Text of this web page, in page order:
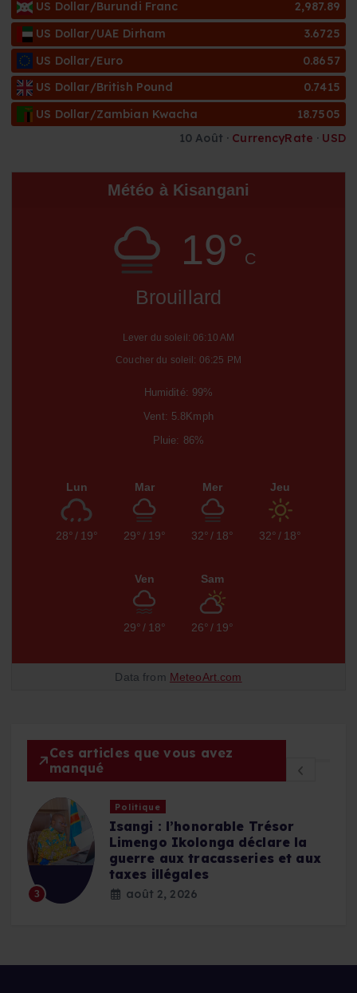
US Dollar/Burundi Franc
2,987.89
US Dollar/UAE Dirham
3.6725
US Dollar/Euro
0.8657
US Dollar/British Pound
0.7415
US Dollar/Zambian Kwacha
18.7505
10 Août · CurrencyRate · USD
Météo à Kisangani
19° C
Brouillard
Lever du soleil: 06:10 AM
Coucher du soleil: 06:25 PM
Humidité: 99%
Vent: 5.8Kmph
Pluie: 86%
Lun
28° / 19°
Mar
29° / 19°
Mer
32° / 18°
Jeu
32° / 18°
Ven
29° / 18°
Sam
26° / 19°
Data from MeteoArt.com
Ces articles que vous avez
manqué
3
Politique
Isangi : l’honorable Trésor
Limengo Ikolonga déclare la
guerre aux tracasseries et aux
taxes illégales
août 2, 2026